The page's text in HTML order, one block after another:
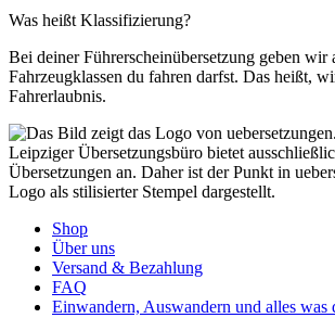
Was heißt Klassifizierung?
Bei deiner Führerscheinübersetzung geben wir
Fahrzeugklassen du fahren darfst. Das heißt,
Fahrerlaubnis.
Shop
Über uns
Versand & Bezahlung
FAQ
Einwandern, Auswandern und alles was